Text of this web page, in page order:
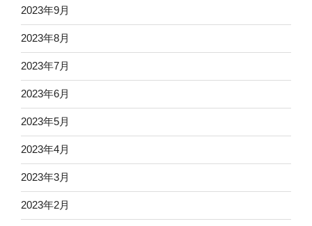
2023年9月
2023年8月
2023年7月
2023年6月
2023年5月
2023年4月
2023年3月
2023年2月